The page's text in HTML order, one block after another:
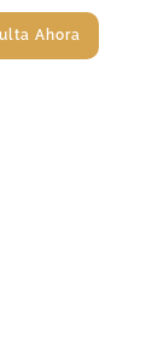
ES Consulta
Ahora